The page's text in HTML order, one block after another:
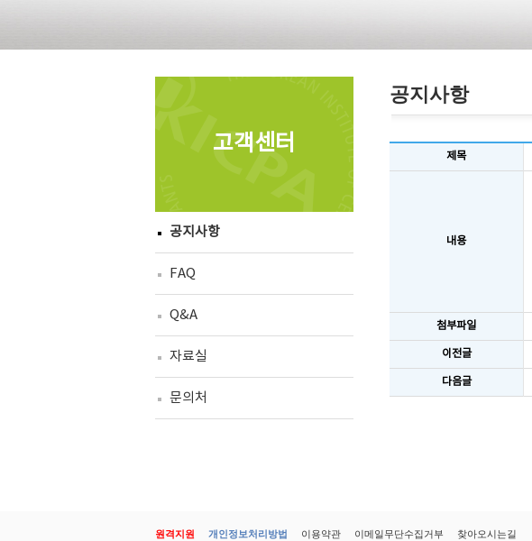
고객센터
공지사항
FAQ
Q&A
자료실
문의처
공지사항
제목
내용
첨부파일
이전글
다음글
원격지원 개인정보처리방법 이용약관 이메일무단수집거부 찾아오시는길